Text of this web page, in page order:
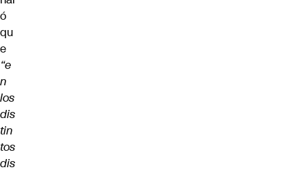
ó
qu
e
“e
n
los
dis
tin
tos
dis